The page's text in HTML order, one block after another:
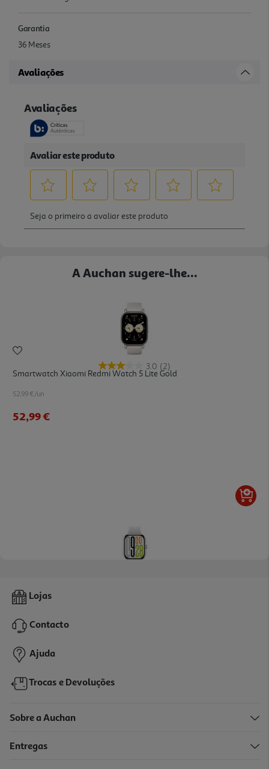
Garantia
36 Meses
Avaliações
A Auchan sugere-lhe...
3.0 (2)
Smartwatch Xiaomi Redmi Watch 5 Lite Gold
52.99 €/un
52,99 €
Smartwatch Xiaomi Redmi Watch 5 Silver Gray
69,99 €
Lojas
Contacto
Ajuda
Trocas e Devoluções
Sobre a Auchan
Entregas